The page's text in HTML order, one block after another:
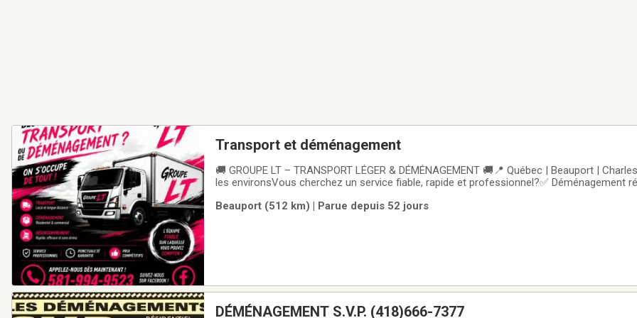
Transport et déménagement
🚚 GROUPE LT – TRANSPORT LÉGER & DÉMÉNAGEMENT 🚚📍 Québec | Beauport |
les environsVous cherchez un service fiable, rapide et professionnel?✅ Déménagement
marchandises✅ Petits et grands déplacementsINCLUS✔ Camion cube 20
Beauport (512 km) | Parue depuis 52 jours
DÉMÉNAGEMENT S.V.P. (418)666-7377